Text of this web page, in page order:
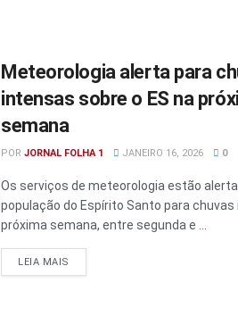
Meteorologia alerta para
intensas sobre o ES na
semana
POR JORNAL FOLHA 1 JANEIRO 16, 2026 0
Os serviços de meteorologia estão
população do Espírito Santo para
próxima semana, entre segunda e ...
LEIA MAIS